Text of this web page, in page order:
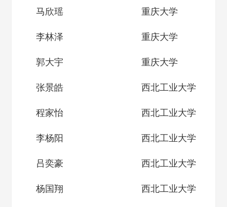
马欣瑶 重庆大学
李林泽 重庆大学
郭大宇 重庆大学
张景皓 西北工业大学
程家怡 西北工业大学
李杨阳 西北工业大学
吕奕豪 西北工业大学
杨国翔 西北工业大学